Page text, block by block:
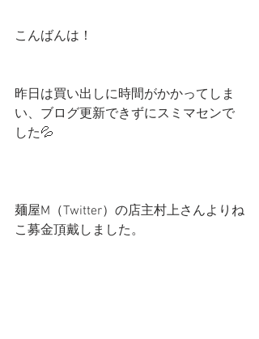
こんばんは！
昨日は買い出しに時間がかかってしま
い、ブログ更新できずにスミマセンで
した💦
麺屋M（Twitter）の店主村上さんよりね
こ募金頂戴しました。